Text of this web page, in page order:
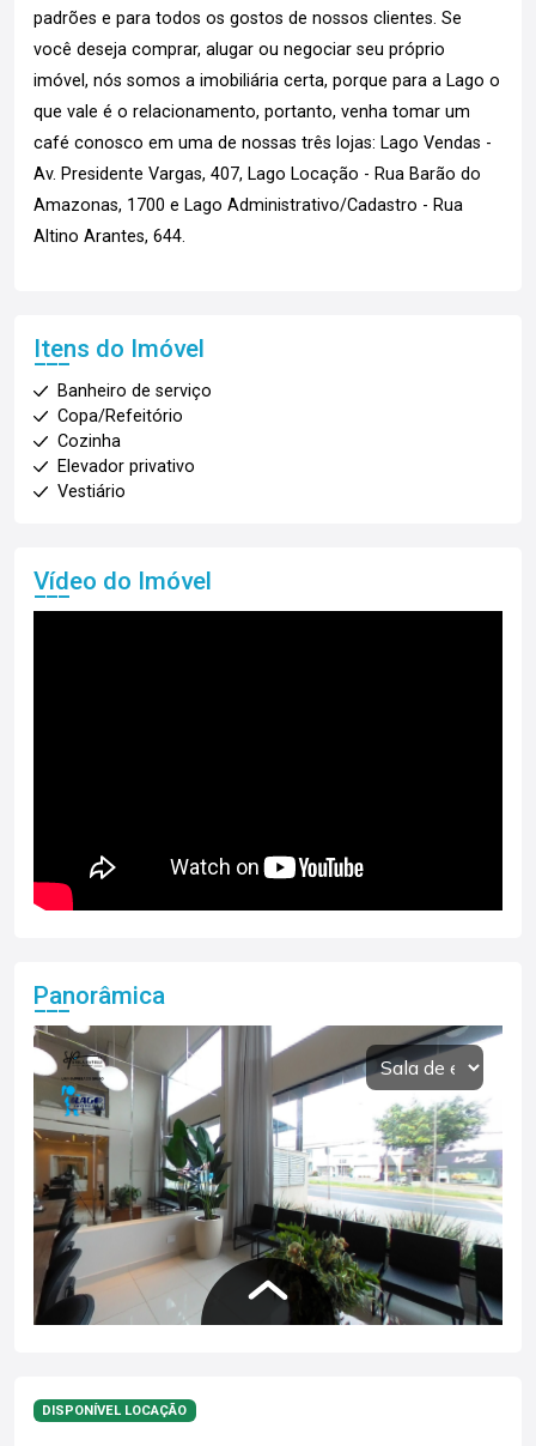
padrões e para todos os gostos de nossos clientes. Se
você deseja comprar, alugar ou negociar seu próprio
imóvel, nós somos a imobiliária certa, porque para a Lago o
que vale é o relacionamento, portanto, venha tomar um
café conosco em uma de nossas três lojas: Lago Vendas -
Av. Presidente Vargas, 407, Lago Locação - Rua Barão do
Amazonas, 1700 e Lago Administrativo/Cadastro - Rua
Altino Arantes, 644.
Itens do Imóvel
Banheiro de serviço
Copa/Refeitório
Cozinha
Elevador privativo
Vestiário
Vídeo do Imóvel
Panorâmica
DISPONÍVEL LOCAÇÃO